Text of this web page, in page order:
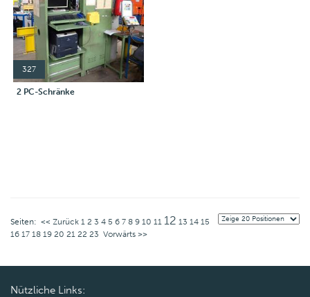
327
2 PC-Schränke
Seiten: << Zurück 1 2 3 4 5 6 7 8 9 10 11 12 13 14 15
16 17 18 19 20 21 22 23 Vorwärts >>
Nützliche Links: